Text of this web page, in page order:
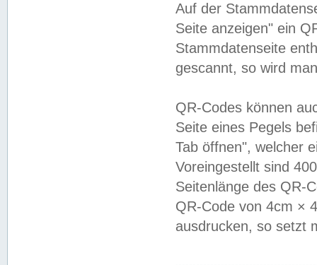
Auf der
Seite anzeigen" ein
Stammdatenseite
gescannt, so wird
QR-Codes können
Seite eines Pegels
Tab öffnen", welcher
Voreingestellt sind
Seitenlänge des QR-
QR-Code von 4cm ×
ausdrucken, so setzt